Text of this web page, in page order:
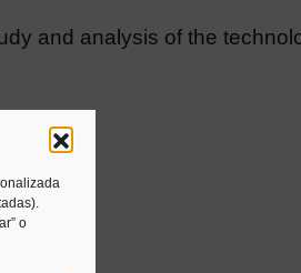
o
and analysis of the